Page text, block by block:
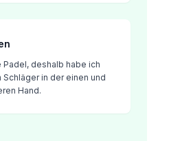
deshalb habe ich
in der einen und
Hand.